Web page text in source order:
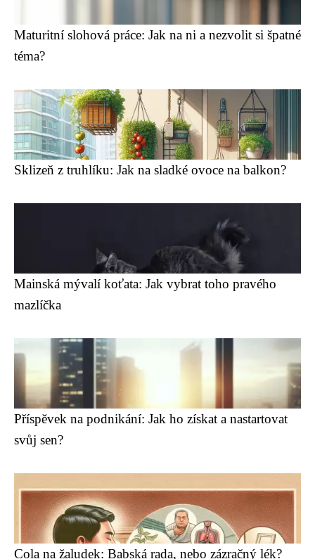
Maturitní slohová práce: Jak na ni a nezvolit si špatné
téma?
Sklizeň z truhlíku: Jak na sladké ovoce na balkon?
Mainská mývalí koťata: Jak vybrat toho pravého
mazlíčka
Příspěvek na podnikání: Jak ho získat a nastartovat
svůj sen?
Cola na žaludek: Babská rada, nebo zázračný lék?